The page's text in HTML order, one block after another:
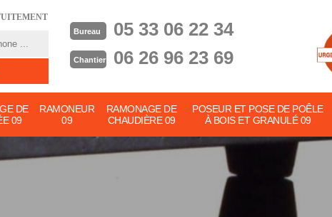
Bureau 05 33 06 22 34
Chantier 06 26 96 23 69
DE
09
RAMONEUR
09
RAMONAGE DE
CHAUDIÈRE 09
POSEUR ET POSE DE POÊLE
À BOIS ET GRANULÉ 09